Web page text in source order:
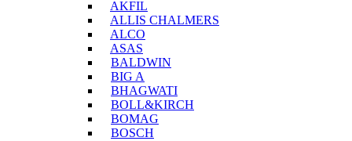
AKFIL
ALLIS CHALMERS
ALCO
ASAS
BALDWIN
BIG A
BHAGWATI
BOLL&KIRCH
BOMAG
BOSCH